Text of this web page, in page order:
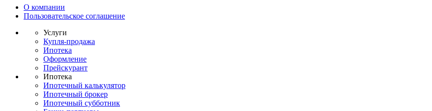
О компании
Пользовательское соглашение
Услуги
Купля-продажа
Ипотека
Оформление
Прейскурант
Ипотека
Ипотечный калькулятор
Ипотечный брокер
Ипотечный субботник